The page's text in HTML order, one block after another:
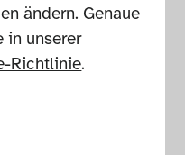
ändern. Genaue
Informationen finden Sie in unserer
Richtlinie.